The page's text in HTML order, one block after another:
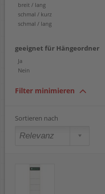
breit / lang
schmal / kurz
schmal / lang
geeignet für Hängeordner
Ja
Nein
Filter minimieren
Sortieren nach